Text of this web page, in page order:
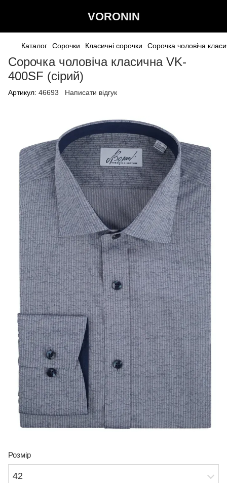
VORONIN
Каталог Сорочки Класичні сорочки Сорочка чоловіча
Сорочка чоловіча класична VK-
400SF (сiрий)
Артикул: 46693 Написати відгук
Розмір
42